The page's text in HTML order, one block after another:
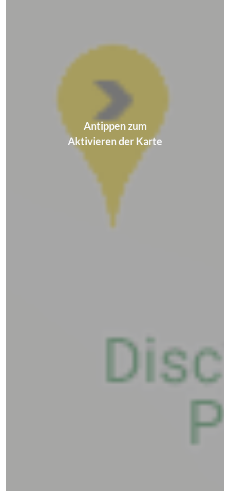
Antippen zum
Aktivieren der Karte